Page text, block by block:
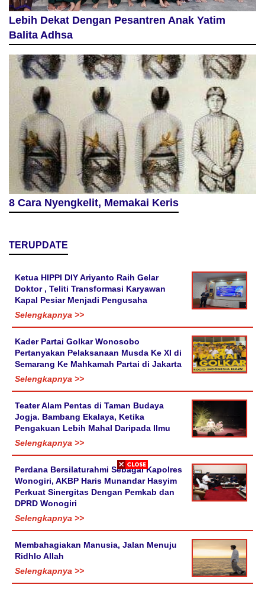
Lebih Dekat Dengan Pesantren Anak Yatim
Balita Adhsa
8 Cara Nyengkelit, Memakai Keris
TERUPDATE
Ketua HIPPI DIY Ariyanto Raih Gelar
Doktor , Teliti Transformasi Karyawan
Kapal Pesiar Menjadi Pengusaha
Selengkapnya >>
Kader Partai Golkar Wonosobo
Pertanyakan Pelaksanaan Musda Ke XI di
Semarang Ke Mahkamah Partai di Jakarta
Selengkapnya >>
Teater Alam Pentas di Taman Budaya
Jogja. Bambang Ekalaya, Ketika
Pengakuan Lebih Mahal Daripada Ilmu
Selengkapnya >>
Perdana Bersilaturahmi Sebagai Kapolres
Wonogiri, AKBP Haris Munandar Hasyim
Perkuat Sinergitas Dengan Pemkab dan
DPRD Wonogiri
Selengkapnya >>
Membahagiakan Manusia, Jalan Menuju
Ridhlo Allah
Selengkapnya >>